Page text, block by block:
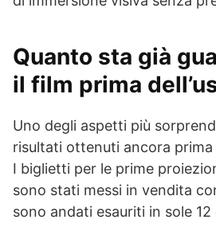
Quanto sta già
il film prima
Uno degli aspetti più
risultati ottenuti ancora
I biglietti per le prime
sono stati messi in vendita
sono andati esauriti in sole 12